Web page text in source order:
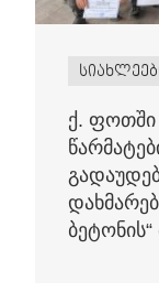
ქ. ფოთში